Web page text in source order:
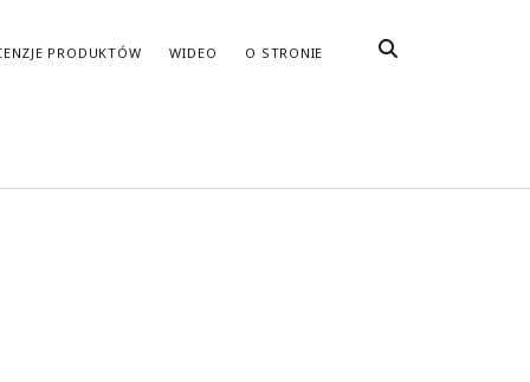
PRODUKTÓW WIDEO O STRONIE